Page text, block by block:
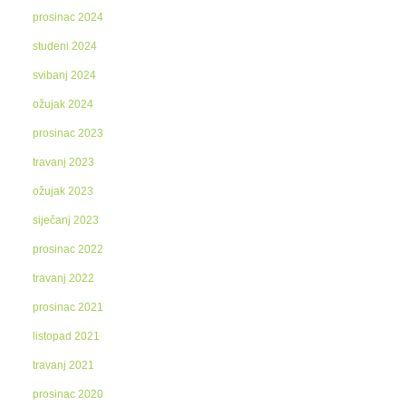
prosinac 2024
studeni 2024
svibanj 2024
ožujak 2024
prosinac 2023
travanj 2023
ožujak 2023
siječanj 2023
prosinac 2022
travanj 2022
prosinac 2021
listopad 2021
travanj 2021
prosinac 2020